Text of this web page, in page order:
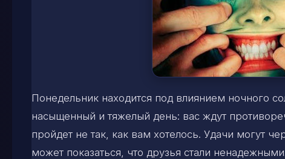
Понедельник находится под влиянием ночного
насыщенный и тяжелый день: вас ждут
пройдет не так, как вам хотелось. Удачи могут
может показаться, что друзья стали